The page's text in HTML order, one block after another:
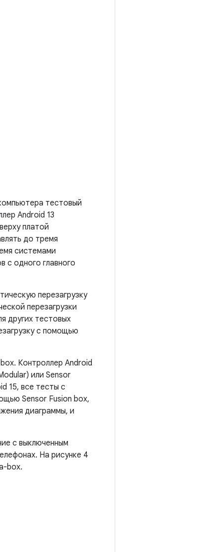
тестовый
Android 13
платой
до тремя
системами
с одного главного
перезагрузку
перезагрузки
других тестовых
с помощью
Контроллер Android
или Sensor
15, все тесты с
Sensor Fusion box,
диаграммы, и
с выключенным
На рисунке 4
box.